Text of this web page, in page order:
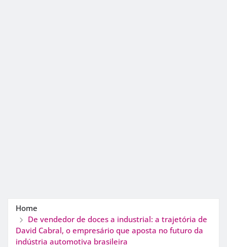
Home
De vendedor de doces a industrial: a trajetória de
David Cabral, o empresário que aposta no futuro da
indústria automotiva brasileira